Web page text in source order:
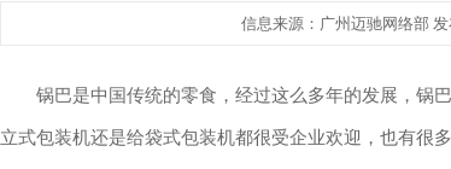
信息来源：广州迈驰网络部
锅巴是中国传统的零食，经过这么多年的发展，锅
立式包装机还是给袋式包装机都很受企业欢迎，也有很